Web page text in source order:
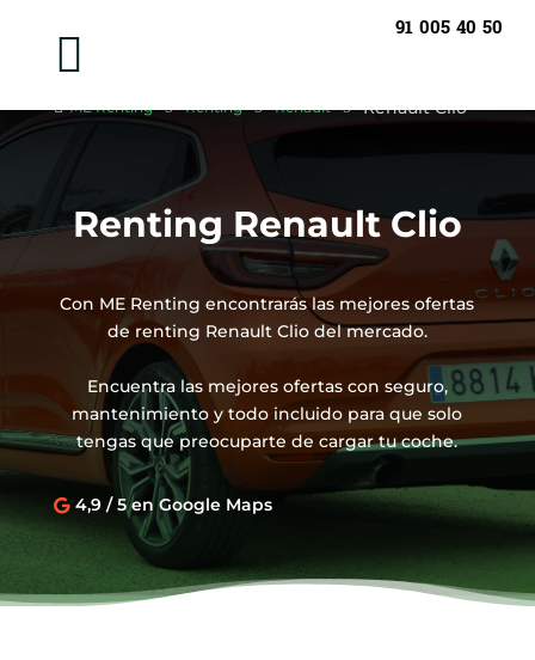

91 005 40 50
 ME Renting 5 Renting 5 Renault 5 Renault Clio
Renting Renault Clio
Con ME Renting encontrarás las mejores ofertas
de renting Renault Clio del mercado.
Encuentra las mejores ofertas con seguro,
mantenimiento y todo incluido para que solo
tengas que preocuparte de cargar tu coche.
 4,9 / 5 en Google Maps